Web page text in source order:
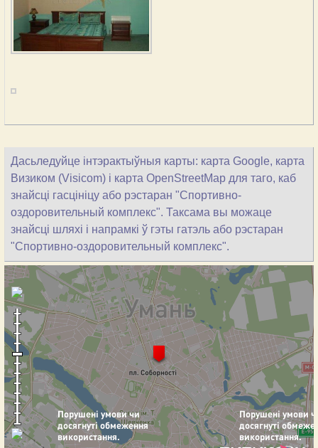
Дасьледуйце інтэрактыўныя карты: карта Google, карта
Визиком (Visicom) і карта OpenStreetMap для таго, каб
знайсці гасцініцу або рэстаран "Спортивно-
оздоровительный комплекс". Таксама вы можаце
знайсці шляхі і напрамкі ў гэты гатэль або рэстаран
"Спортивно-оздоровительный комплекс".